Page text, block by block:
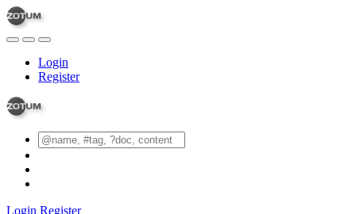
Login
Register
Login Register